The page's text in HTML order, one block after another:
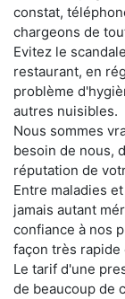
constat,
chargeons de
Evitez le
restaurant, en
problème
autres nuisibles.
Nous sommes
besoin de nous,
réputation de
Entre maladies
jamais autant
confiance à nos
façon très rapide
Le tarif d'une
de beaucoup de